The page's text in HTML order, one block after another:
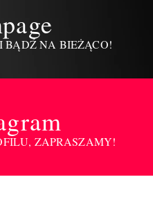
BĄDŹ NA BIEŻĄCO!
ZAPRASZAMY!